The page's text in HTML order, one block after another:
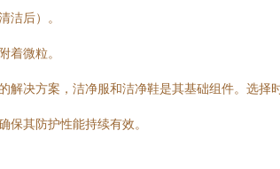
洁后）。
着微粒。
解决方案，洁净服和洁净鞋是其基础组件。选
保其防护性能持续有效。